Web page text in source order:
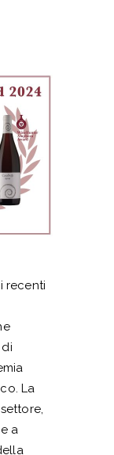
recenti
La
a